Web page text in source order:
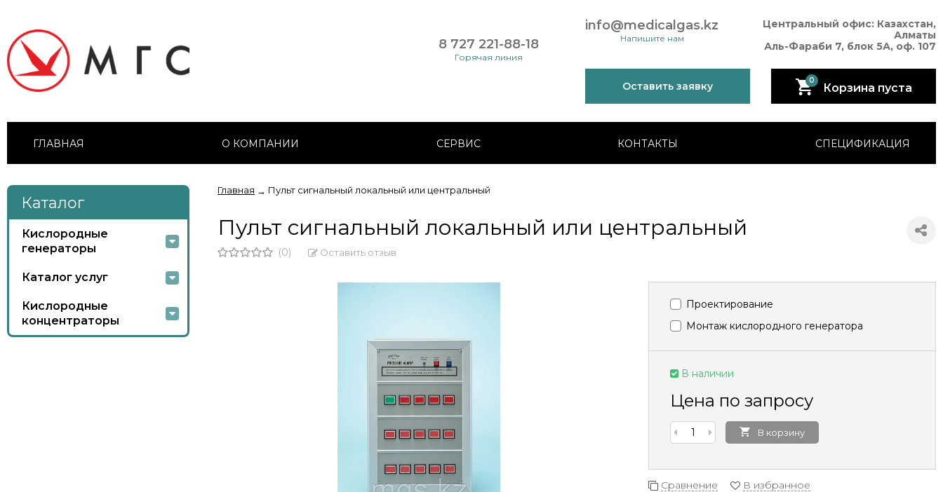
8 727 221-88-18
Горячая линия
info@medicalgas.kz
Напишите нам
Центральный офис: Казахстан,
Алматы
Аль-Фараби 7, блок 5А, оф. 107
Оставить заявку 0
Корзина пуста
ГЛАВНАЯ О КОМПАНИИ СЕРВИС КОНТАКТЫ СПЕЦИФИКАЦИЯ
Главная → Пульт сигнальный локальный или центральный
Пульт сигнальный локальный или центральный
(0) Оставить отзыв
Проектирование
Монтаж кислородного генератора
В наличии
Цена по запросу
В корзину
Сравнение В избранное
Каталог
Кислородные
генераторы
Каталог услуг
Кислородные
концентраторы